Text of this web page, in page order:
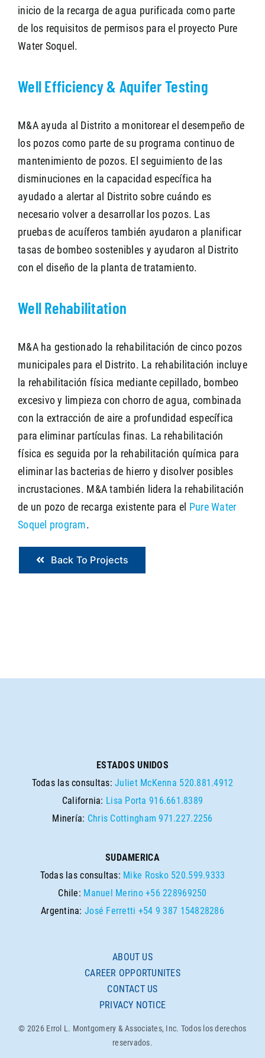
inicio de la recarga de agua purificada como parte
de los requisitos de permisos para el proyecto Pure
Water Soquel.
Well Efficiency & Aquifer Testing
M&A ayuda al Distrito a monitorear el desempeño de
los pozos como parte de su programa continuo de
mantenimiento de pozos. El seguimiento de las
disminuciones en la capacidad específica ha
ayudado a alertar al Distrito sobre cuándo es
necesario volver a desarrollar los pozos. Las
pruebas de acuíferos también ayudaron a planificar
tasas de bombeo sostenibles y ayudaron al Distrito
con el diseño de la planta de tratamiento.
Well Rehabilitation
M&A ha gestionado la rehabilitación de cinco pozos
municipales para el Distrito. La rehabilitación incluye
la rehabilitación física mediante cepillado, bombeo
excesivo y limpieza con chorro de agua, combinada
con la extracción de aire a profundidad específica
para eliminar partículas finas. La rehabilitación
física es seguida por la rehabilitación química para
eliminar las bacterias de hierro y disolver posibles
incrustaciones. M&A también lidera la rehabilitación
de un pozo de recarga existente para el Pure Water
Soquel program.
Back To Projects
ESTADOS UNIDOS
Todas las consultas:Juliet McKenna 520.881.4912
California: Lisa Porta 916.661.8389
Minería: Chris Cottingham 971.227.2256
SUDAMERICA
Todas las consultas: Mike Rosko 520.599.9333
Chile: Manuel Merino +56 228969250
Argentina:José Ferretti +54 9 387 154828286
ABOUT US
CAREER OPPORTUNITES
CONTACT US
PRIVACY NOTICE
© 2026 Errol L. Montgomery & Associates, Inc. Todos los derechos
reservados.